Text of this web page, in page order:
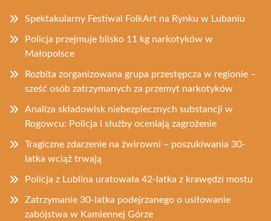
Spektakularny Festiwal FolkArt na Rynku w Lubaniu
Policja przejmuje blisko 11 kg narkotyków w
Małopolsce
Rozbita zorganizowana grupa przestępcza w regionie –
sześć osób zatrzymanych za przemyt narkotyków
Analiza składowisk niebezpiecznych substancji w
Rogowcu: Policja i służby oceniają zagrożenie
Tragiczne zdarzenie na żwirowni – poszukiwania 30-
latka wciąż trwają
Policja z Lublina uratowała 42-latka z krawędzi mostu
Zatrzymanie 30-latka podejrzanego o usiłowanie
zabójstwa w Kamiennej Górze